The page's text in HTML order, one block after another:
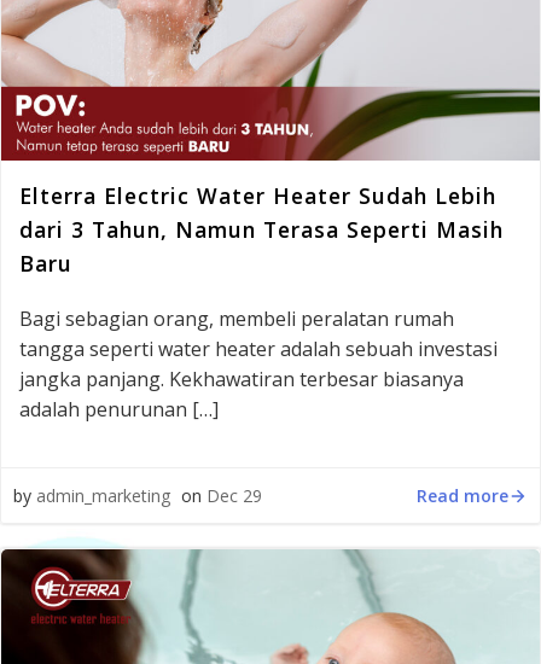
Elterra Electric Water Heater Sudah Lebih
dari 3 Tahun, Namun Terasa Seperti Masih
Baru
Bagi sebagian orang, membeli peralatan rumah
tangga seperti water heater adalah sebuah investasi
jangka panjang. Kekhawatiran terbesar biasanya
adalah penurunan […]
by admin_marketing on Dec 29 Read more